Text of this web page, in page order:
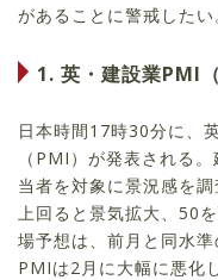
があることに警戒したい
1. 英・建設業PMI
日本時間17時30分に、
（PMI）が発表される
当者を対象に景況感を
上回ると景気拡大、50
場予想は、前月と同水
PMIは2月に大幅に悪化